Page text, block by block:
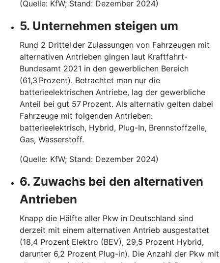
(Quelle: KfW; Stand: Dezember 2024)
5. Unternehmen steigen um
Rund 2 Drittel der Zulassungen von Fahrzeugen mit
alternativen Antrieben gingen laut Kraftfahrt-
Bundesamt 2021 in den gewerblichen Bereich
(61,3 Prozent). Betrachtet man nur die
batterieelektrischen Antriebe, lag der gewerbliche
Anteil bei gut 57 Prozent. Als alternativ gelten dabei
Fahrzeuge mit folgenden Antrieben:
batterieelektrisch, Hybrid, Plug-In, Brennstoffzelle,
Gas, Wasserstoff.
(Quelle: KfW; Stand: Dezember 2024)
6. Zuwachs bei den alternativen
Antrieben
Knapp die Hälfte aller Pkw in Deutschland sind
derzeit mit einem alternativen Antrieb ausgestattet
(18,4 Prozent Elektro (BEV), 29,5 Prozent Hybrid,
darunter 6,2 Prozent Plug-in). Die Anzahl der Pkw mit